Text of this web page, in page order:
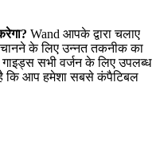
Wand आपके द्वारा चलाए
के लिए उन्नत तकनीक का
सभी वर्जन के लिए उपलब्ध
कि आप हमेशा सबसे कंपैटिबल